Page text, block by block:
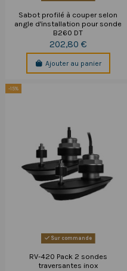
Sabot profilé à couper selon
angle d'installation pour sonde
B260 DT
202,80 €
Ajouter au panier
-15%
Sur commande
RV-420 Pack 2 sondes
traversantes inox